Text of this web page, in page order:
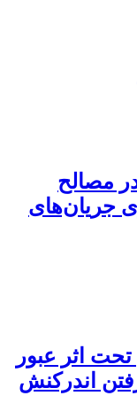
مصالح
جریان‌های
تحت اثر عبور
اندرکنش